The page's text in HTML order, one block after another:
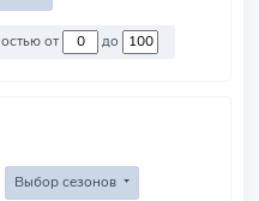
Против команд со стоимостью от до
Выбор сезонов